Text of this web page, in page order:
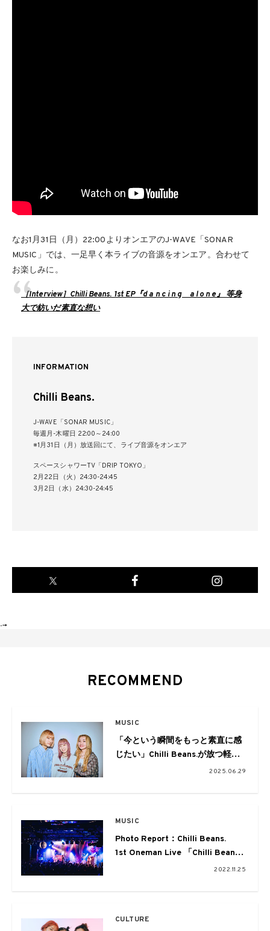
なお1月31日（月）22:00よりオンエアのJ-WAVE「SONAR
MUSIC」では、一足早く本ライブの音源をオンエア。合わせて
お楽しみに。
［Interview］Chilli Beans. 1st EP『d a n c i n g a l o n e』 等身
大で紡いだ素直な想い
INFORMATION
Chilli Beans.
J-WAVE「SONAR MUSIC」
毎週月-木曜日 22:00～24:00
※1月31日（月）放送回にて、ライブ音源をオンエア
スペースシャワーTV「DRIP TOKYO」
2月22日（火）24:30-24:45
3月2日（水）24:30-24:45
-->
RECOMMEND
MUSIC
「今という瞬間をもっと素直に感
じたい」Chilli Beans.が放つ軽や
かな新作EP『the outside wind』
2025.06.29
MUSIC
Photo Report：Chilli Beans.
1st Oneman Live 「Chilli Beans.
2022.11.25
CULTURE